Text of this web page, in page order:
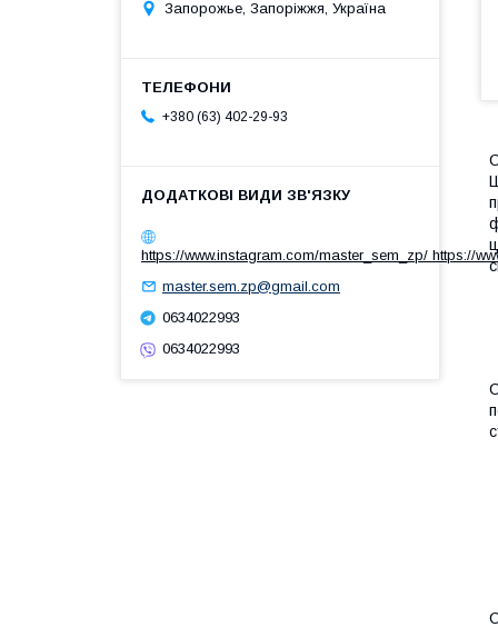
Запорожье, Запоріжжя, Україна
+380 (63) 402-29-93
https://www.instagram.com/master_sem_zp/ https://
master.sem.zp@gmail.com
0634022993
0634022993